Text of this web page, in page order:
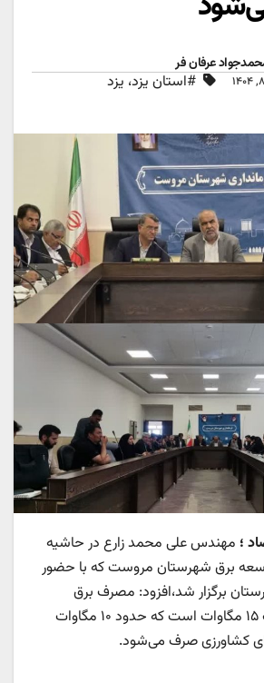
عرفان فر
#استان یزد، یزد
؛ مهندس علی محمد زارع در حاشیه
برق شهرستان مروست که با حضور
برگزار شد،افزود: مصرف برق
شهرستان مروست ۱۵ مگاوات است که حدود ۱۰ مگاوات
کشاورزی صرف می‌شود.